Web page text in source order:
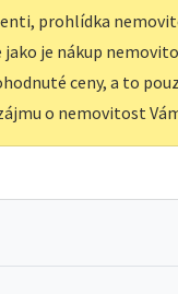
prohlídka
jako je nákup
ceny, a to
o nemovitost